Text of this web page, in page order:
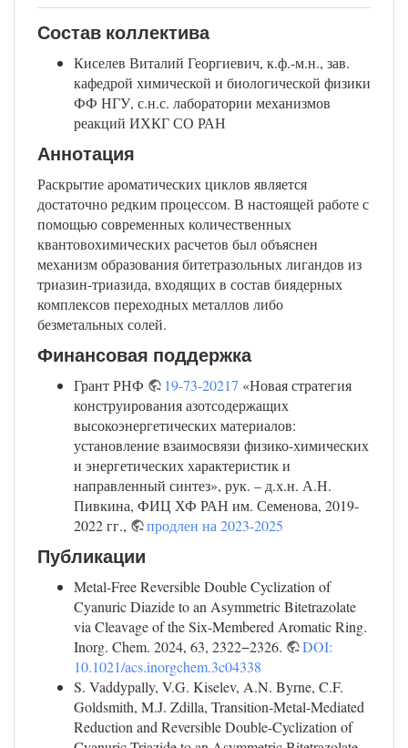
Состав коллектива
Киселев Виталий Георгиевич, к.ф.-м.н., зав.
кафедрой химической и биологической физики
ФФ НГУ, с.н.с. лаборатории механизмов
реакций ИХКГ СО РАН
Аннотация
Раскрытие ароматических циклов является
достаточно редким процессом. В настоящей работе с
помощью современных количественных
квантовохимических расчетов был объяснен
механизм образования битетразольных лигандов из
триазин-триазида, входящих в состав биядерных
комплексов переходных металлов либо
безметальных солей.
Финансовая поддержка
Грант РНФ 19-73-20217 «Новая стратегия
конструирования азотсодержащих
высокоэнергетических материалов:
установление взаимосвязи физико-химических
и энергетических характеристик и
направленный синтез», рук. – д.х.н. А.Н.
Пивкина, ФИЦ ХФ РАН им. Семенова, 2019-
2022 гг.,
продлен на 2023-2025
Публикации
Metal-Free Reversible Double Cyclization of
Cyanuric Diazide to an Asymmetric Bitetrazolate
via Cleavage of the Six-Membered Aromatic Ring.
Inorg. Chem. 2024, 63, 2322−2326.
DOI:
10.1021/acs.inorgchem.3c04338
S. Vaddypally, V.G. Kiselev, A.N. Byrne, C.F.
Goldsmith, M.J. Zdilla, Transition-Metal-Mediated
Reduction and Reversible Double-Cyclization of